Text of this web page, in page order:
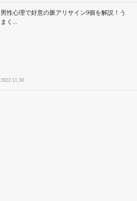
男性心理で好意の脈アリサイン9個を解説！う
まく...
2022.11.30